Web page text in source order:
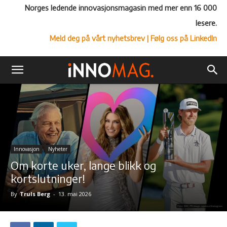
Norges ledende innovasjonsmagasin med mer enn 16 000
lesere.
Meld deg på vårt nyhetsbrev| Følg oss på LinkedIn
Innovasjon Nyheter
Om korte uker, lange blikk og
kortslutninger!
By Truls Berg - 13. mai 2026